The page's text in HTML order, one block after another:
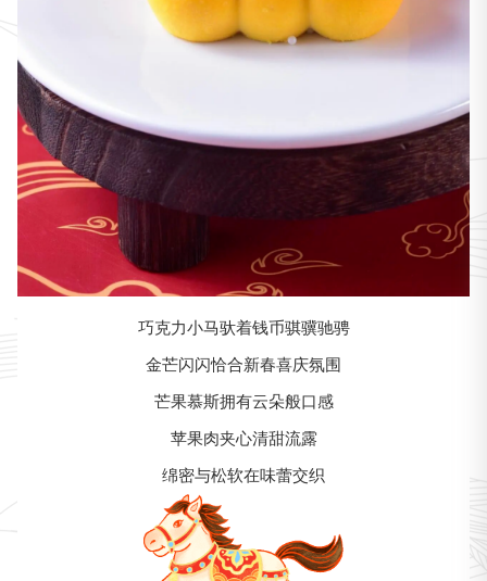
巧克力小马驮着钱币骐骥驰骋
金芒闪闪恰合新春喜庆氛围
芒果慕斯拥有云朵般口感
苹果肉夹心清甜流露
绵密与松软在味蕾交织